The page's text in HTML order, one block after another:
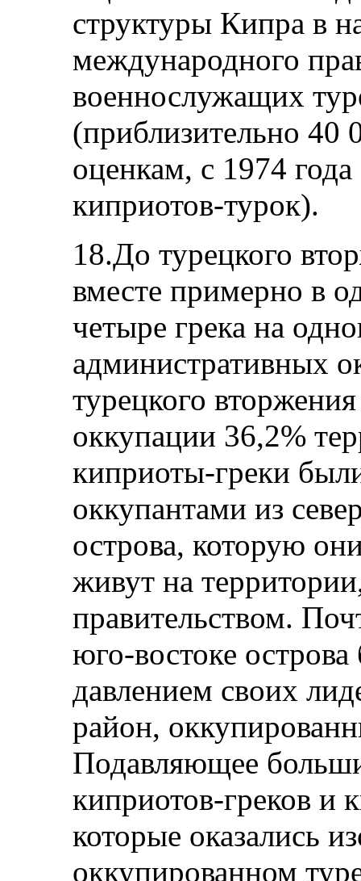
структуры Кипра в
международного
военнослужащих
(приблизительно 40
оценкам, с 1974
киприотов-турок).
18.До турецкого
вместе примерно в
четыре грека на
административных
турецкого
оккупации 36,2%
киприоты-греки
оккупантами из
острова, которую
живут на
правительством.
юго-востоке
давлением своих
район,
Подавляющее
киприотов-греков и
которые оказались
оккупированном